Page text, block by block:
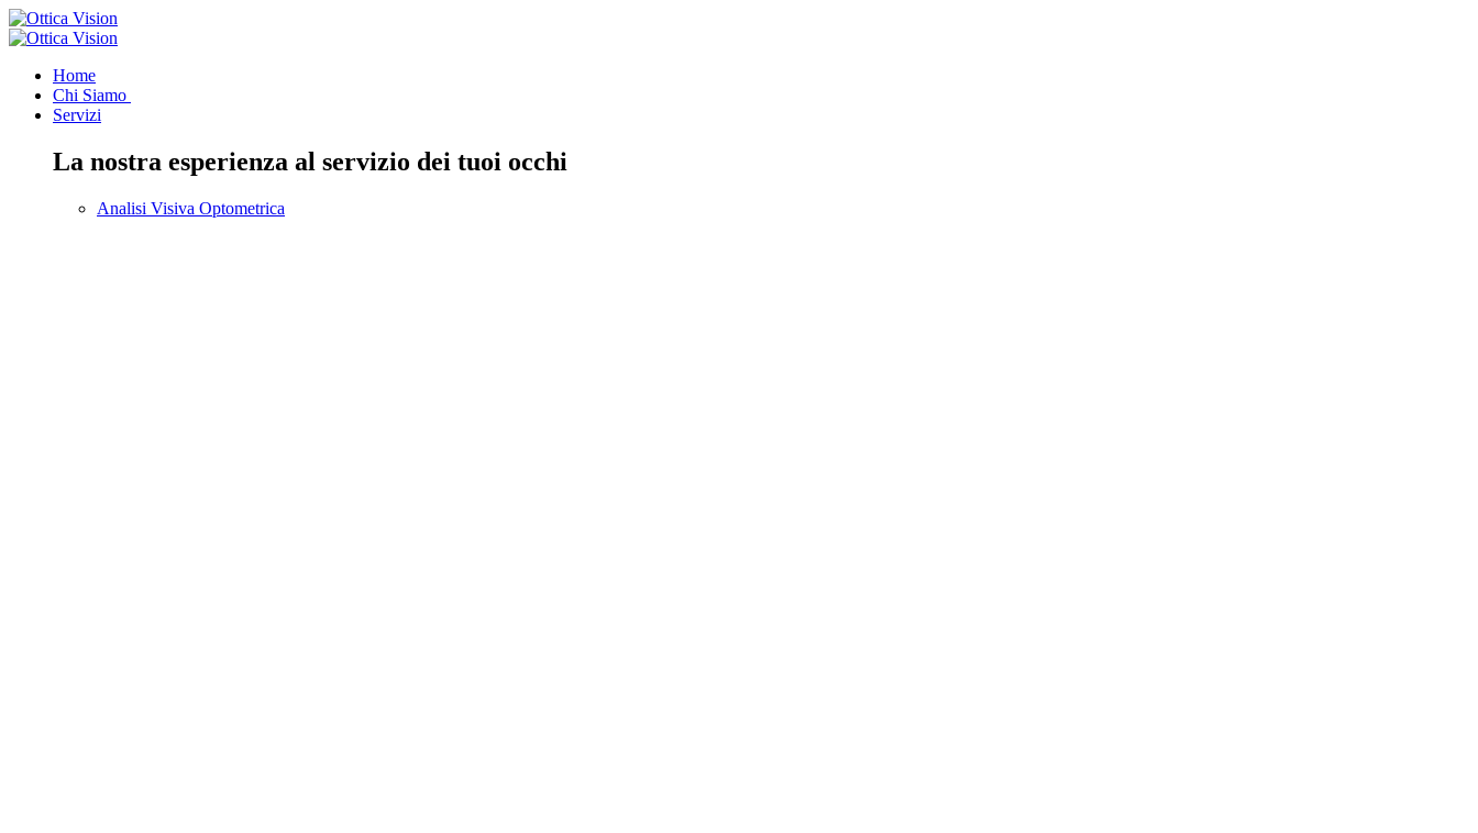
Home
Chi Siamo
Servizi
La nostra esperienza al servizio dei tuoi occhi
Analisi Visiva Optometrica